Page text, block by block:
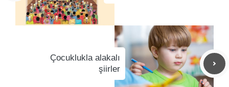
Çocuklukla alakalı
şiirler